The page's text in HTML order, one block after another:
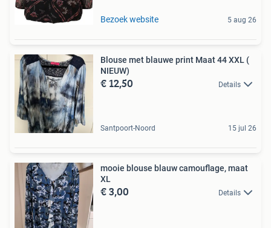
Bezoek website 5 aug 26
Blouse met blauwe print Maat 44 XXL (
NIEUW)
€ 12,50 Details
Santpoort-Noord 15 jul 26
mooie blouse blauw camouflage, maat
XL
€ 3,00 Details